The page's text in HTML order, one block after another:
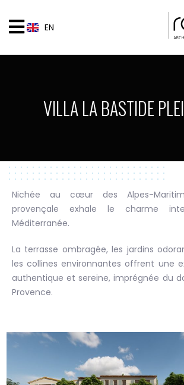
EN
VILLA LA BASTIDE
Nichée au cœur des Alpes-
provençale exhale le charme
Méditerranée.
La terrasse ombragée, les jardins
les collines environnantes offrent une
authentique et sereine, imprégnée du
Provence.